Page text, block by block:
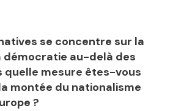
se concentre sur la
démocratie au-delà des
quelle mesure êtes-vous
montée du nationalisme
?